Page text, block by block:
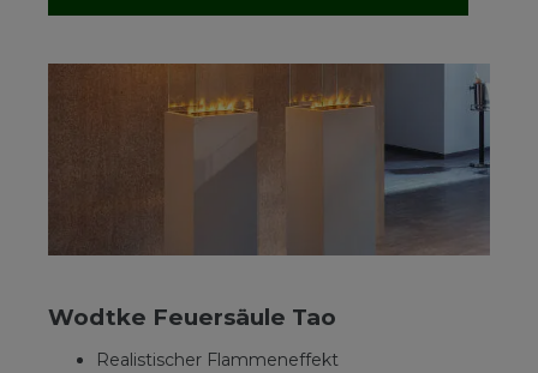
Wodtke Feuersäule Tao
Realistischer Flammeneffekt